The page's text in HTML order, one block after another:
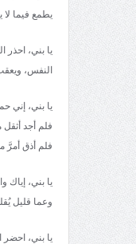
يطمع فيما لا
يا بني،
النفس،
يا بني، إني
فلم أجد
فلم أذق أمرَّ
يا بني،
وعما قليل
يا بني، احضر